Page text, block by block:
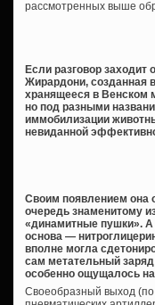
рассмотренных выше
Если разговор заходит
Жирардони, созданная
хранящееся в Венском
но под разными
иммобилизации
невиданной
Своим появлением она
очередь знаменитому
«динамитные пушки». А
основа —
вполне могла
сам метательный заряд
особенно ощущалось
Своеобразный выход